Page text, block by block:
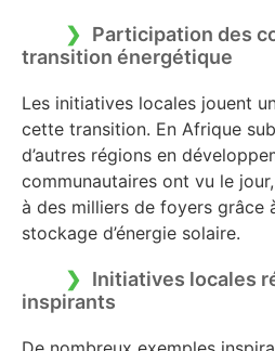
Participation des
transition énergétique
Les initiatives locales jouent
cette transition. En Afrique
d’autres régions en
communautaires ont vu le
à des milliers de foyers grâce
stockage d’énergie solaire.
Initiatives locales
inspirants